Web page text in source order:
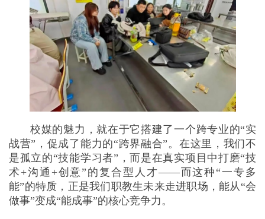
校媒的魅力，就在于它搭建了一个跨专业的“实
战营”，促成了能力的“跨界融合”。在这里，我们不
是孤立的“技能学习者”，而是在真实项目中打磨“技
术+沟通+创意”的复合型人才——而这种“一专多
能”的特质，正是我们职教生未来走进职场，能从“会
做事”变成“能成事”的核心竞争力。